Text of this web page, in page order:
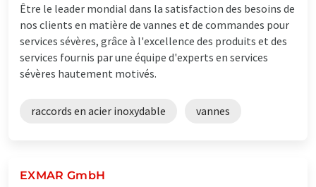
Être le leader mondial dans la satisfaction des besoins de
nos clients en matière de vannes et de commandes pour
services sévères, grâce à l'excellence des produits et des
services fournis par une équipe d'experts en services
sévères hautement motivés.
raccords en acier inoxydable vannes
EXMAR GmbH